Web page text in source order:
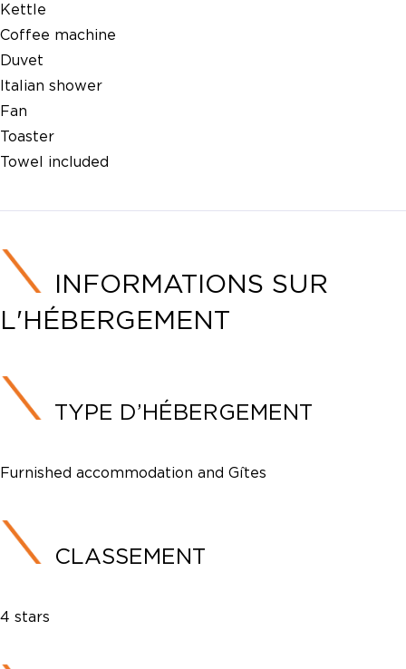
Kettle
Coffee machine
Duvet
Italian shower
Fan
Toaster
Towel included
INFORMATIONS SUR
L'HÉBERGEMENT
TYPE D’HÉBERGEMENT
Furnished accommodation and Gîtes
CLASSEMENT
4 stars